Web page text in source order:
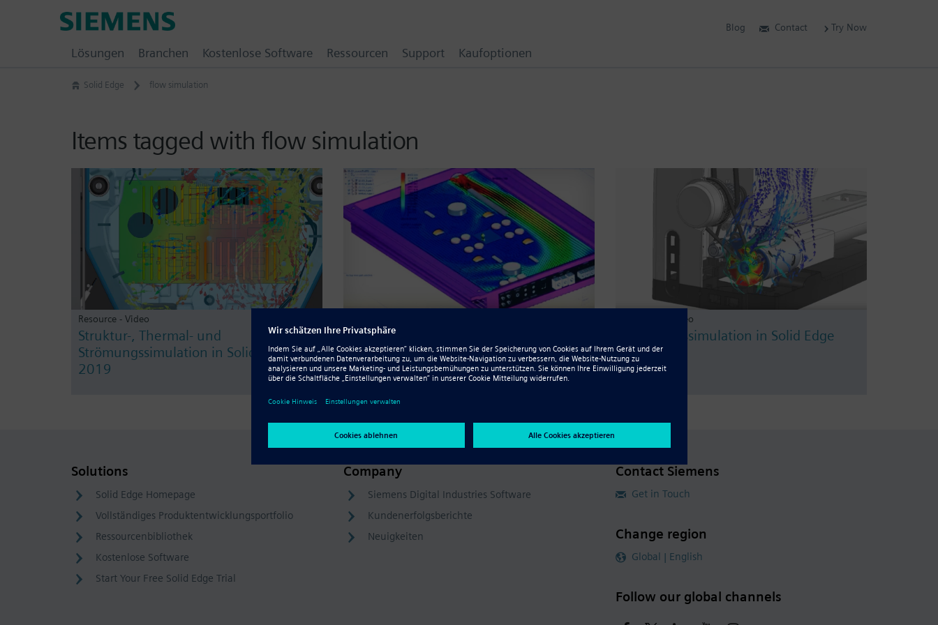
Solid Edge flow simulation
Items tagged with flow simulation
Resource - Video
Struktur-, Thermal- und
Strömungssimulation in Solid Edge
2019
CFD in Solid Edge mit FlowEFD
Resource - Video
Strömungssimulation in Solid Edge
Solutions
Solid Edge Homepage
Vollständiges Produktentwicklungsportfolio
Ressourcenbibliothek
Kostenlose Software
Start Your Free Solid Edge Trial
Company
Siemens Digital Industries Software
Kundenerfolgsberichte
Neuigkeiten
Contact Siemens
Get in Touch
Change region
Global | English
Follow our global channels
Blog Contact Try Now
Lösungen Branchen Kostenlose Software Ressourcen Support Kaufoptionen